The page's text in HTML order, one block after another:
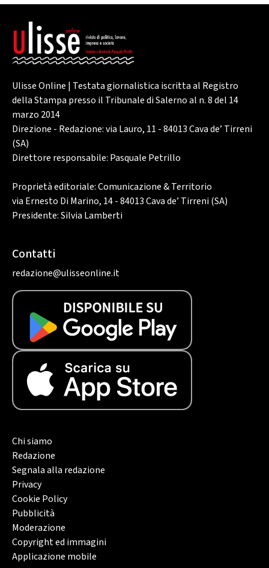
Ulisse Online | Testata giornalistica iscritta al Registro
della Stampa presso il Tribunale di Salerno al n. 8 del 14
marzo 2014
Direzione - Redazione: via Lauro, 11 - 84013 Cava de’ Tirreni
(SA)
Direttore responsabile: Pasquale Petrillo
Proprietà editoriale: Comunicazione & Territorio
via Ernesto Di Marino, 14 - 84013 Cava de’ Tirreni (SA)
Presidente: Silvia Lamberti
Contatti
redazione@ulisseonline.it
Chi siamo
Redazione
Segnala alla redazione
Privacy
Cookie Policy
Pubblicità
Moderazione
Copyright ed immagini
Applicazione mobile